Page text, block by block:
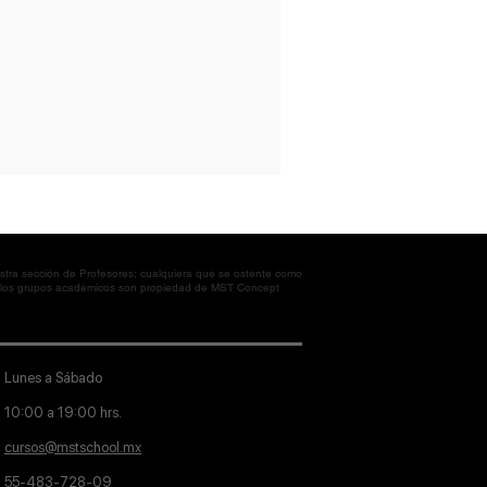
sección de Profesores; cualquiera que se ostente como
grupos académicos son propiedad de MST Concept
Lunes a Sábado
10:00 a 19:00 hrs.
cursos@mstschool.mx
55-483-728-09